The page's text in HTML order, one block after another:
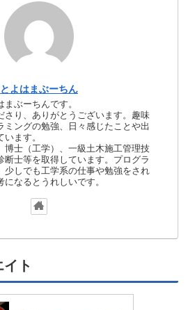
とよはまぶーちん
ぶーちんです。
り、ありがとうございます。趣味
ミングの勉強、日々感じたことや出
ます。
士（工学）、一級土木施工管理技
断士等を取得しています。プログラ
少しでも工学系の仕事や勉強をされ
なるとうれしいです。
ト